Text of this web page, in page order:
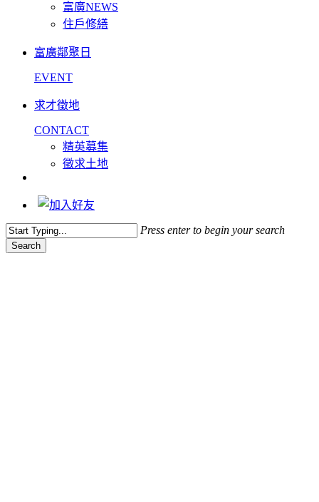
富廣NEWS
住戶修繕
富廣鄰聚日
EVENT
求才徵地
CONTACT
精英募集
徵求土地
Press enter to begin your search
Search